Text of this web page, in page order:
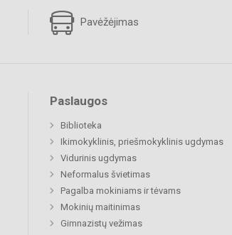
Pavėžėjimas
Paslaugos
Biblioteka
Ikimokyklinis, priešmokyklinis ugdymas
Vidurinis ugdymas
Neformalus švietimas
Pagalba mokiniams ir tėvams
Mokinių maitinimas
Gimnazistų vežimas